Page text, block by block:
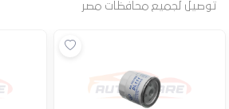
توصيل لجميع محافظات مصر